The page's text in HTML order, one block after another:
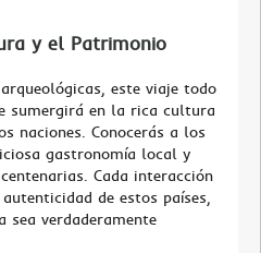
y el Patrimonio
este viaje todo
sumergirá en la rica cultura
naciones. Conocerás a los
gastronomía local y
Cada interacción
de estos países,
sea verdaderamente